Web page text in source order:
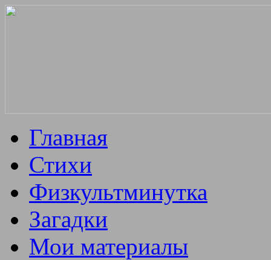
Главная
Стихи
Физкультминутка
Загадки
Мои материалы